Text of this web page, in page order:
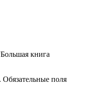
книга
Обязательные поля